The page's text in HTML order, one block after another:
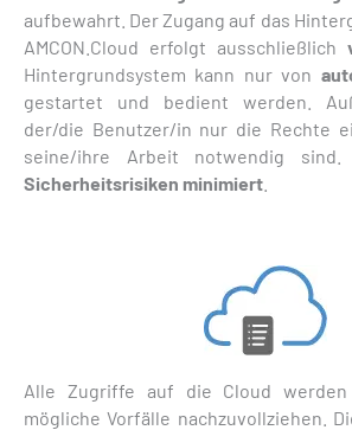
aufbewahrt. Der Zugang auf das
AMCON.Cloud erfolgt ausschließlich
Hintergrundsystem kann nur von
gestartet und bedient werden.
der/die Benutzer/in nur die Rechte
seine/ihre Arbeit notwendig sind.
Sicherheitsrisiken minimiert
Alle Zugriffe auf die Cloud werden
mögliche Vorfälle nachzuvollziehen.